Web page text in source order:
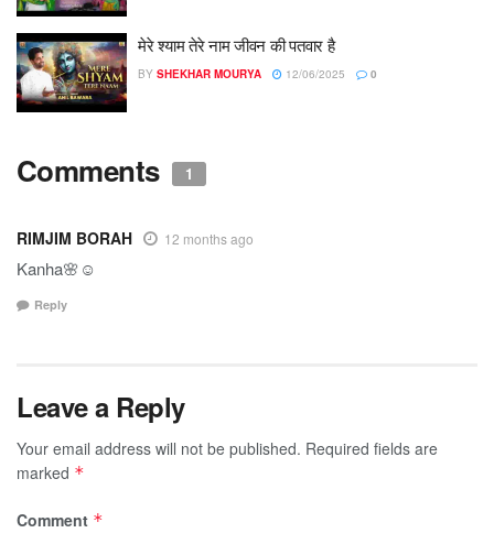
मेरे श्याम तेरे नाम जीवन की पतवार है
BY SHEKHAR MOURYA 12/06/2025 0
Comments 1
RIMJIM BORAH 12 months ago
Kanha🌸☺️
Reply
Leave a Reply
Your email address will not be published. Required fields are
marked *
Comment *